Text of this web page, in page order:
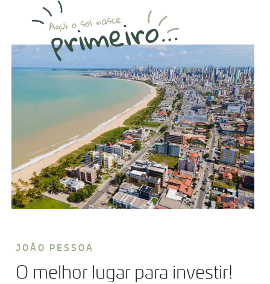
JOÃO PESSOA
O melhor lugar para investir!